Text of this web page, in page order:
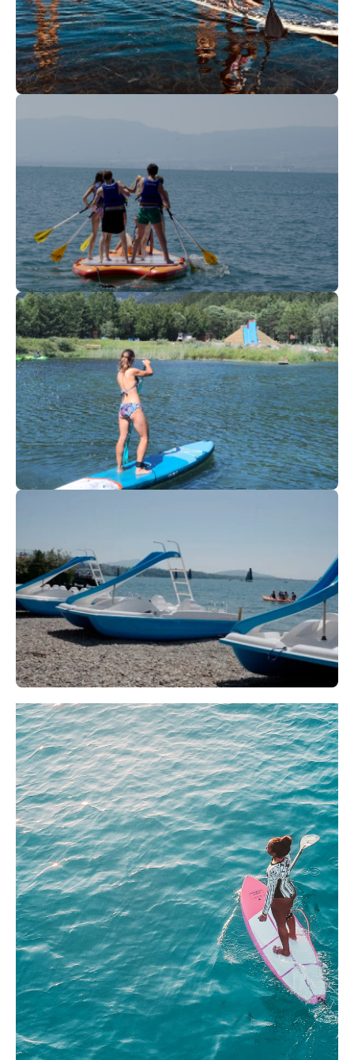
balades
Thonon-Lac Léman
ANNIV Ô LAC
Dès120€
Thonon-Lac Léman
LOCATION - EQUIPEMENT PLAGE
Dès8€